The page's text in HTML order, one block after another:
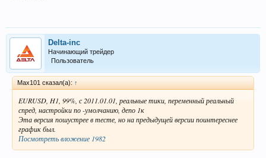
Delta-inc
Начинающий трейдер
Пользователь
Max101 сказал(а): ↑
EURUSD, H1, 99%, с 2011.01.01, реальные тики, переменный реальный
спред, настройки по -умолчанию, депо 1к
Эта версия пошустрее в тесте, но на предыдущей версии поинтереснее
график был.
Посмотреть вложение 1982